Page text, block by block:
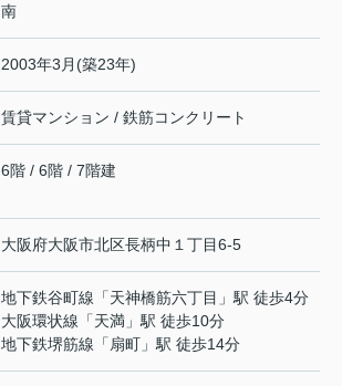
南
2003年3月(築23年)
賃貸マンション / 鉄筋コンクリート
6階 / 6階 / 7階建
大阪府大阪市北区長柄中 １丁目6-5
地下鉄谷町線 「天神橋筋六丁目 」駅 徒歩4分
大阪環状線 「天満 」駅 徒歩10分
地下鉄堺筋線 「 扇町 」駅 徒歩14分